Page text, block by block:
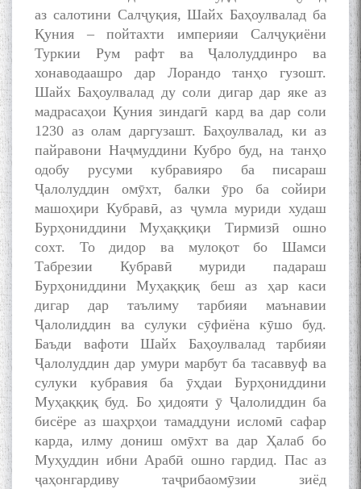
аз салотини Салҷуқия, Шайх Баҳоулвалад ба
Қуния – пойтахти империяи Салҷуқиёни
Туркии Рум рафт ва Ҷалолуддинро ва
хонаводаашро дар Лорандо танҳо гузошт.
Шайх Баҳоулвалад ду соли дигар дар яке аз
мадрасаҳои Қуния зиндагӣ кард ва дар соли
1230 аз олам даргузашт. Баҳоулвалад, ки аз
пайравони Наҷмуддини Кубро буд, на танҳо
одобу русуми кубравияро ба писараш
Ҷалолуддин омӯхт, балки ӯро ба сойири
машоҳири Кубравӣ, аз ҷумла муриди худаш
Бурҳониддини Муҳаққиқи Тирмизӣ ошно
сохт. То дидор ва мулоқот бо Шамси
Табрезии Кубравӣ муриди падараш
Бурҳониддини Муҳаққиқ беш аз ҳар каси
дигар дар таълиму тарбияи маънавии
Ҷалолиддин ва сулуки сӯфиёна кӯшо буд.
Баъди вафоти Шайх Баҳоулвалад тарбияи
Ҷалолуддин дар умури марбут ба тасаввуф ва
сулуки кубравия ба ӯҳдаи Бурҳониддини
Муҳаққиқ буд. Бо ҳидояти ӯ Ҷалолиддин ба
бисёре аз шаҳрҳои тамаддуни исломӣ сафар
карда, илму дониш омӯхт ва дар Ҳалаб бо
Муҳуддин ибни Арабӣ ошно гардид. Пас аз
ҷаҳонгардиву таҷрибаомӯзии зиёд